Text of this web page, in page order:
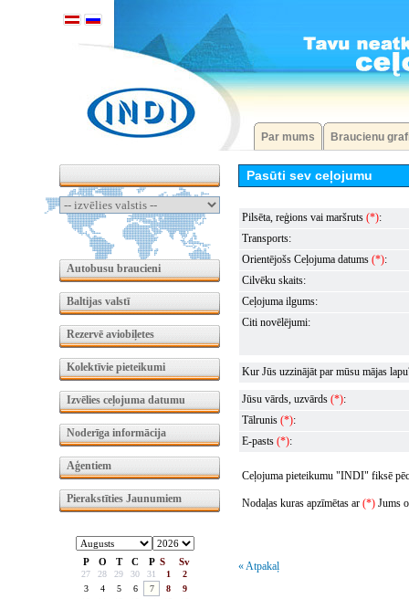
Par mums Braucienu
Autobusu braucieni
Baltijas valstī
Rezervē aviobiļetes
Kolektīvie pieteikumi
Izvēlies ceļojuma datumu
Noderīga informācija
Aģentiem
Pierakstīties Jaunumiem
P O T C P S Sv
27 28 29 30 31 1
2
3
4 5 6 7 8
9
Pasūti sev ceļojumu
Pilsēta, reģions vai maršruts (*):
Transports:
Orientējošs Ceļojuma datums (*):
Cilvēku skaits:
Ceļojuma ilgums:
Citi novēlējumi:
Kur Jūs uzzinājāt par mūsu mājas
Jūsu vārds, uzvārds (*):
Tālrunis (*):
E-pasts (*):
Ceļojuma pieteikumu "INDI" fiksē
Nodaļas kuras apzīmētas ar (*) Jums
« Atpakaļ